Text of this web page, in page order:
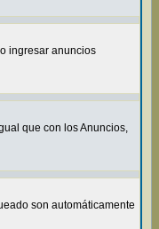
ingresar anuncios
que con los Anuncios,
son automáticamente